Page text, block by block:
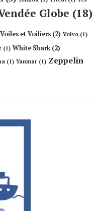
Globe (18)
Voiles et Voiliers (2) Volvo (1)
(1) White Shark(2)
(1) Yanmar (1) Zeppelin